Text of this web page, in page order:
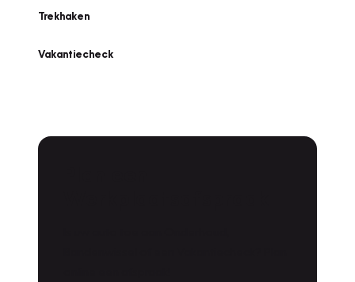
Trekhaken
Vakantiecheck